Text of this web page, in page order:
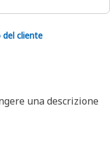
del cliente
una descrizione